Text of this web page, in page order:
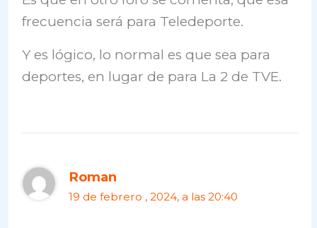
frecuencia será para Teledeporte.
Y es lógico, lo normal es que sea para
deportes, en lugar de para La 2 de TVE.
Roman
19 de febrero , 2024, a las 20:40